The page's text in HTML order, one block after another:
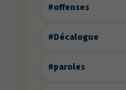
#offenses
#Décalogue
#paroles